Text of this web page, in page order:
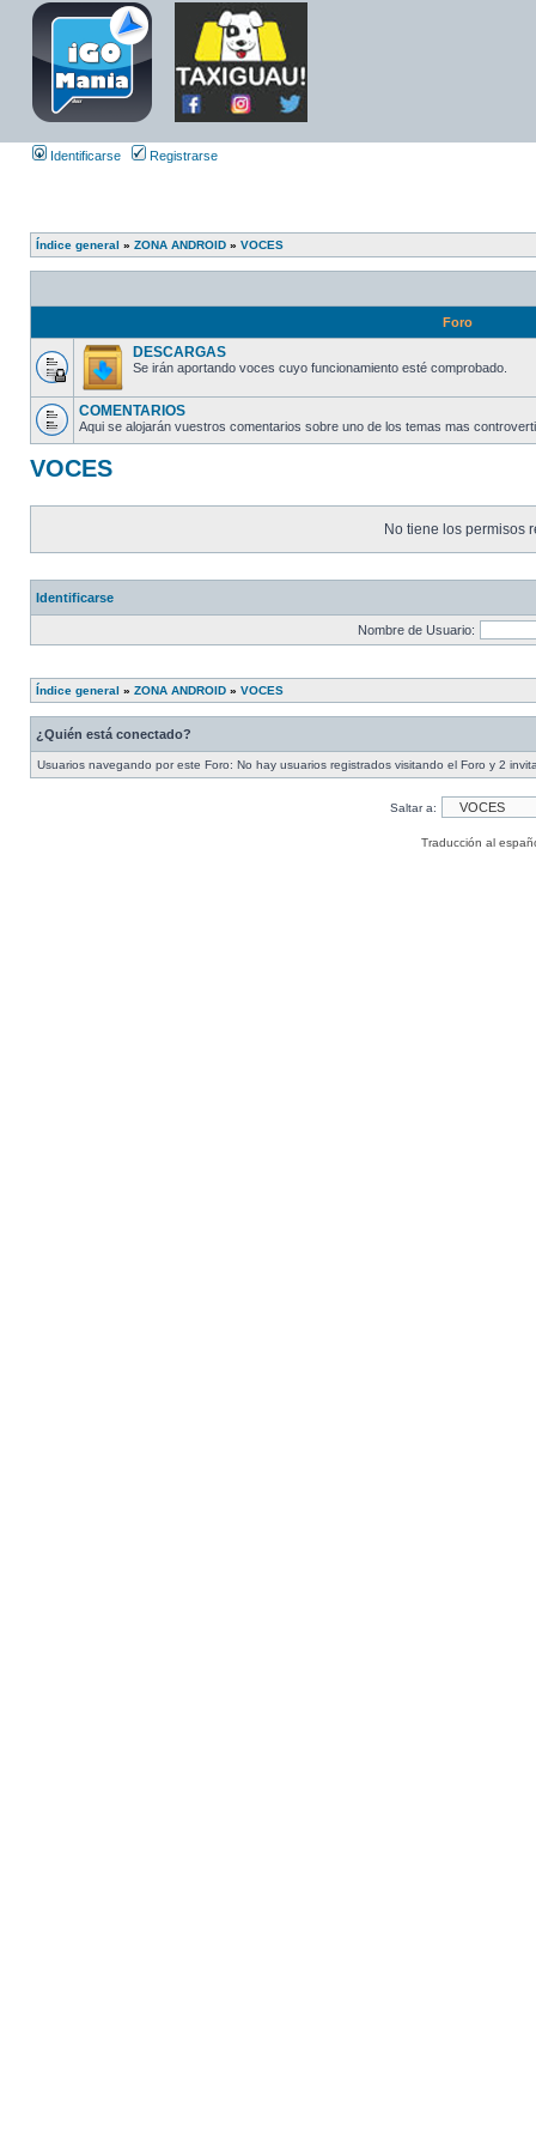
Identificarse Registrarse
Índice general » ZONA ANDROID » VOCES
Foro
DESCARGAS
Se irán aportando voces cuyo funcionamiento esté comprobado.
COMENTARIOS
Aqui se alojarán vuestros comentarios sobre uno de los temas mas
VOCES
No tiene los permisos
Identificarse
Nombre de Usuario:
Índice general » ZONA ANDROID » VOCES
¿Quién está conectado?
Usuarios navegando por este Foro: No hay usuarios registrados visitando el Foro y 2
Saltar a:
Traducción al